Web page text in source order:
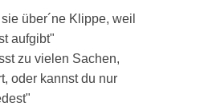
über´ne Klippe, weil
aufgibt"
zu vielen Sachen,
oder kannst du nur